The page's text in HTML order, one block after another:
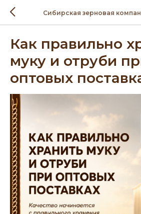
Сибирская зерновая
Как правильно
муку и отруби
оптовых